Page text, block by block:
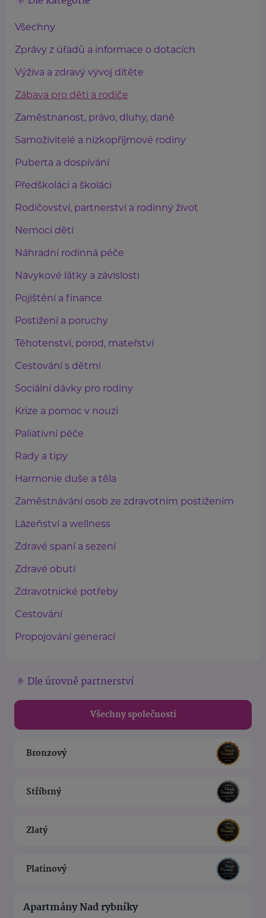
Všechny
Zprávy z úřadů a informace o dotacích
Výživa a zdravý vývoj dítěte
Zábava pro děti a rodiče
Zaměstnanost, právo, dluhy, daně
Samoživitelé a nízkopříjmové rodiny
Puberta a dospívání
Předškoláci a školáci
Rodičovství, partnerství a rodinný život
Nemoci dětí
Náhradní rodinná péče
Návykové látky a závislosti
Pojištění a finance
Postižení a poruchy
Těhotenství, porod, mateřství
Cestování s dětmi
Sociální dávky pro rodiny
Krize a pomoc v nouzi
Paliativní péče
Rady a tipy
Harmonie duše a těla
Zaměstnávání osob ze zdravotním postižením
Lázeňství a wellness
Zdravé spaní a sezení
Zdravé obutí
Zdravotnické potřeby
Cestování
Propojování generací
Dle úrovně partnerství
Všechny společnosti
Bronzový
Stříbrný
Zlatý
Platinový
Apartmány Nad rybníky